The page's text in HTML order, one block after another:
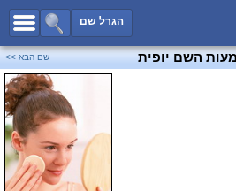
הגרל שם
כל השמות
שמות לבנים
שמות לבנות
שמות משותפים
שמות נפוצים
שמות נדירים
השם יופית שם הבא >>